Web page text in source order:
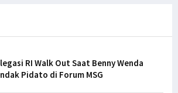
RI Walk Out Saat Benny Wenda
Pidato di Forum MSG